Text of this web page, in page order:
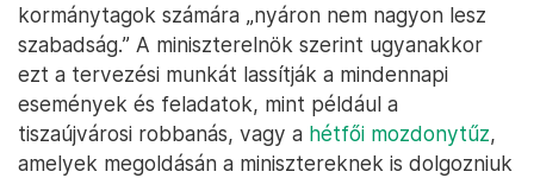
kormánytagok számára „nyáron nem nagyon lesz
szabadság.” A miniszterelnök szerint ugyanakkor
ezt a tervezési munkát lassítják a mindennapi
események és feladatok, mint például a
tiszaújvárosi robbanás, vagy a hétfői mozdonytűz,
amelyek megoldásán a minisztereknek is dolgozniuk